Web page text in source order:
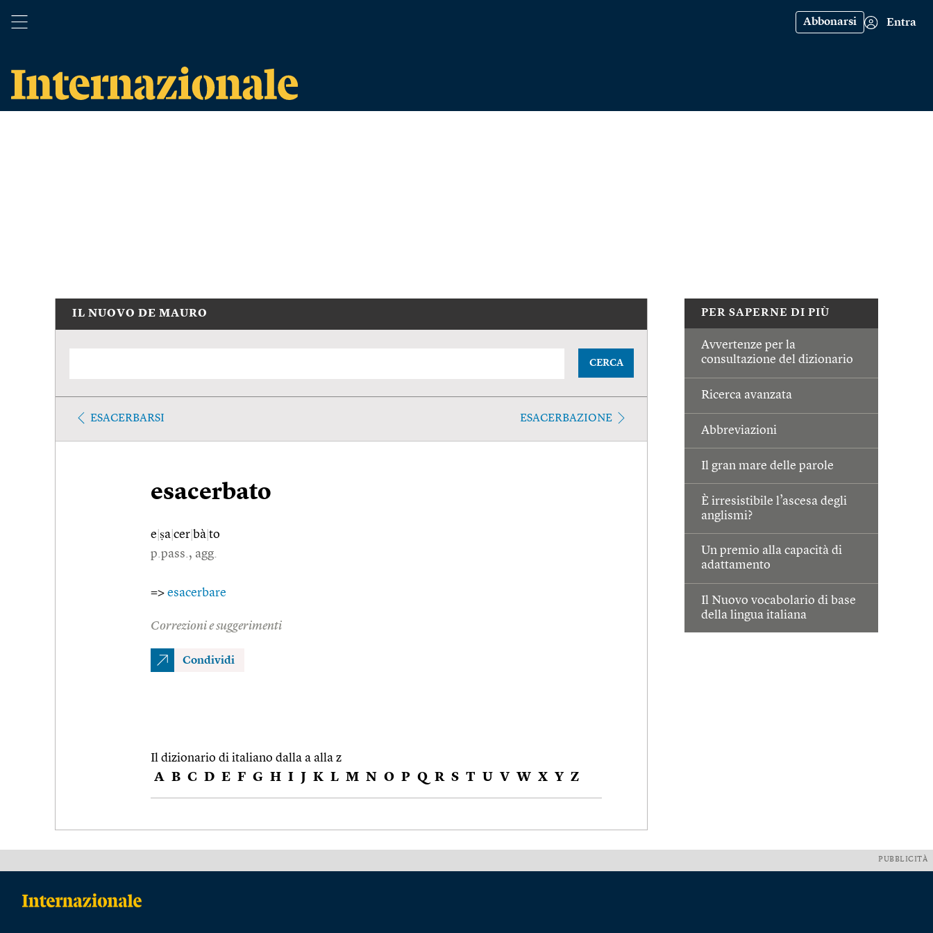
Abbonarsi Entra
PER SAPERNE DI PIÙ
Avvertenze per la
consultazione del dizionario
Ricerca avanzata
Abbreviazioni
Il gran mare delle parole
È irresistibile l’ascesa degli
anglismi?
Un premio alla capacità di
adattamento
Il Nuovo vocabolario di base
della lingua italiana
IL NUOVO DE MAURO
CERCA
ESACERBARSI ESACERBAZIONE
esacerbato
e ṣa cer bà to
p.pass., agg.
=> esacerbare
Correzioni e suggerimenti
Condividi
Il dizionario di italiano dalla a alla z
A B C D E F G H I J K L M N O P Q R S T U V W X Y Z
PUBBLICITÀ